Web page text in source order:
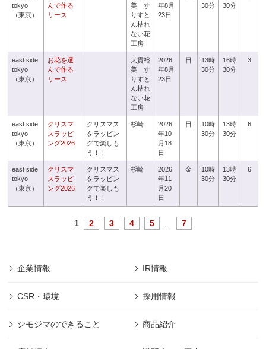
tokyo
（東京）
んで作る
リース
美 す
りすと
ん枯れ
ない花
工房
年8月
23日
30分
30分
east side
tokyo
（東京）
お花を選
んで作る
リース
大貫裕
美 す
りすと
ん枯れ
ない花
工房
2026
年8月
23日
日
13時
30分
16時
30分
3
east side
tokyo
（東京）
クリスマ
スラッピ
ング2026
クリスマス
をラッピン
グで楽しも
う！！
杉崎
2026
年10
月18
日
日
10時
30分
13時
30分
6
east side
tokyo
（東京）
クリスマ
スラッピ
ング2026
クリスマス
をラッピン
グで楽しも
う！！
杉崎
2026
年11
月20
日
金
10時
30分
13時
30分
6
1 2 3 4 5 7
企業情報 IR情報
CSR・環境 採用情報
シモジマのできること 商品紹介